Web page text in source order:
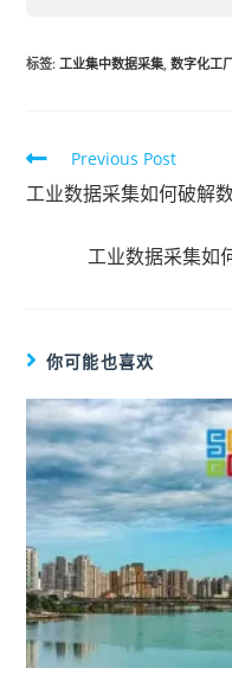
标签:工业集中数据采集, 数字化工
Previous Post
工业数据采集如何破解
工业数据采集如
你可能也喜欢